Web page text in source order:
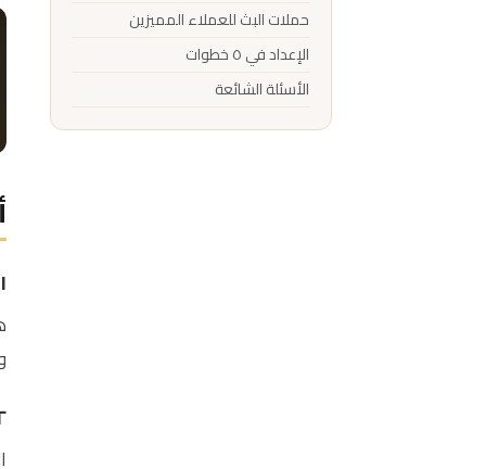
حملات البث للعملاء المميزين
الإعداد في ٥ خطوات
الأسئلة الشائعة
١. كم سعر الذهب اليوم؟
٢. هل